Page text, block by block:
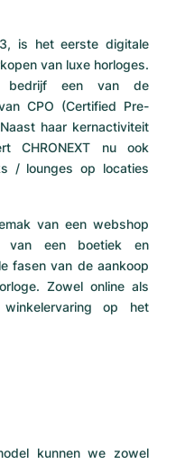
is het eerste digitale
van luxe horloges.
een van de
CPO (Certified Pre-
haar kernactiviteit
CHRONEXT nu ook
/ lounges op locaties
van een webshop
van een boetiek en
fasen van de aankoop
Zowel online als
op het
kunnen we zowel